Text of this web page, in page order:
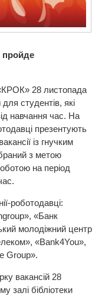
пройде
28 листопада
студентів, які
навчання час. На
презентують
із гнучким
з метою
на період
роботодавці:
«Банк
молодіжний центр
«Bank4You»,
Group».
вакансій 28
залі бібліотеки